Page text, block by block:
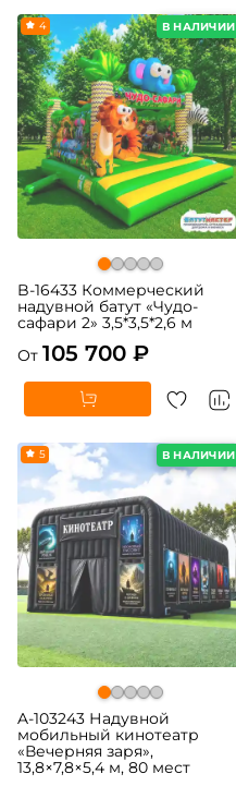
В НАЛИЧИИ
4
B-16433 Коммерческий
надувной батут «Чудо-
сафари 2» 3,5*3,5*2,6 м
От 105 700 ₽
В НАЛИЧИИ
5
A-103243 Надувной
мобильный кинотеатр
«Вечерняя заря»,
13,8×7,8×5,4 м, 80 мест